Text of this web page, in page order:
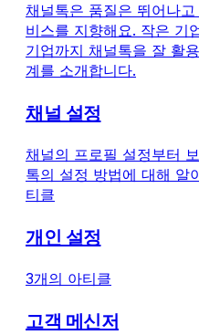
채널톡은 품질은 뛰어나
비스를 지향해요. 작은 기
기업까지 채널톡을 잘 활
계를 소개합니다.
채널 설정
채널의 프로필 설정부터
톡의 설정 방법에 대해 알
티클
개인 설정
3개의 아티클
고객 메신저